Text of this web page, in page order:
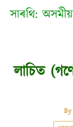
সাৰথি:
লাচিত
By